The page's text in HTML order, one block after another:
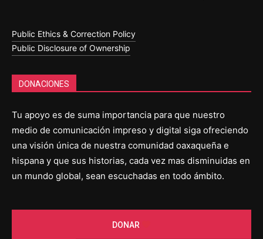
Public Ethics & Correction Policy
Public Disclosure of Ownership
DONACIONES
Tu apoyo es de suma importancia para que nuestro
medio de comunicación impreso y digital siga ofreciendo
una visión única de nuestra comunidad oaxaqueña e
hispana y que sus historias, cada vez mas disminuidas en
un mundo global, sean escuchadas en todo ámbito.
DONAR